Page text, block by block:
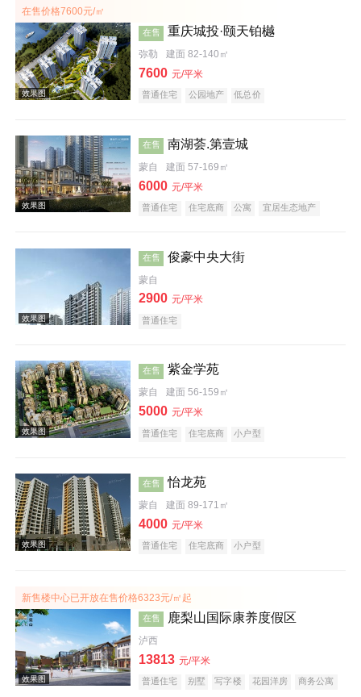
效果图
效果图
效果图
在售价格7600元/㎡
效果图
在售 重庆城投·颐天铂樾
弥勒 建面 82-140㎡
7600 元/平米
普通住宅 公园地产 低总价
在售 南湖荟.第壹城
蒙自 建面 57-169㎡
6000 元/平米
普通住宅 住宅底商 公寓 宜居生态地产
在售 俊豪中央大街
蒙自
2900 元/平米
普通住宅
在售 紫金学苑
蒙自 建面 56-159㎡
5000 元/平米
普通住宅 住宅底商 小户型
在售 怡龙苑
蒙自 建面 89-171㎡
4000 元/平米
普通住宅 住宅底商 小户型
新售楼中心已开放在售价格6323元/㎡起
在售 鹿梨山国际康养度假区
泸西
13813 元/平米
普通住宅 别墅 写字楼 花园洋房
商务公寓